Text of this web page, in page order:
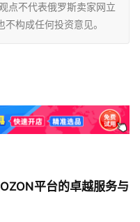
点不代表俄罗斯卖家网立
构成任何投资意见。
平台的卓越服务与